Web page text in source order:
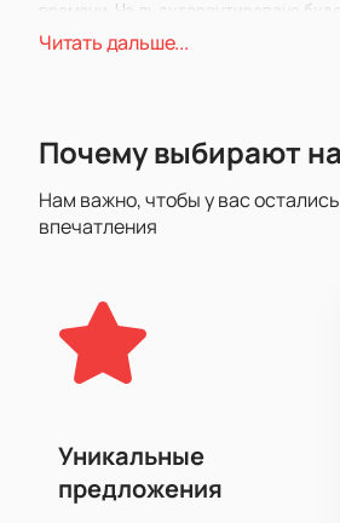
времени. На льду гарантировано
множество острых моментов и
Читать дальше...
Почему выбирают
Нам важно, чтобы у вас
впечатления
Уникальные
предложения